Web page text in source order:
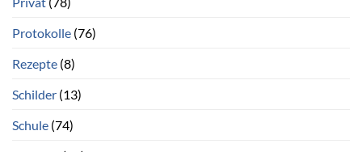
Protokolle (76)
Rezepte (8)
Schilder (13)
Schule (74)